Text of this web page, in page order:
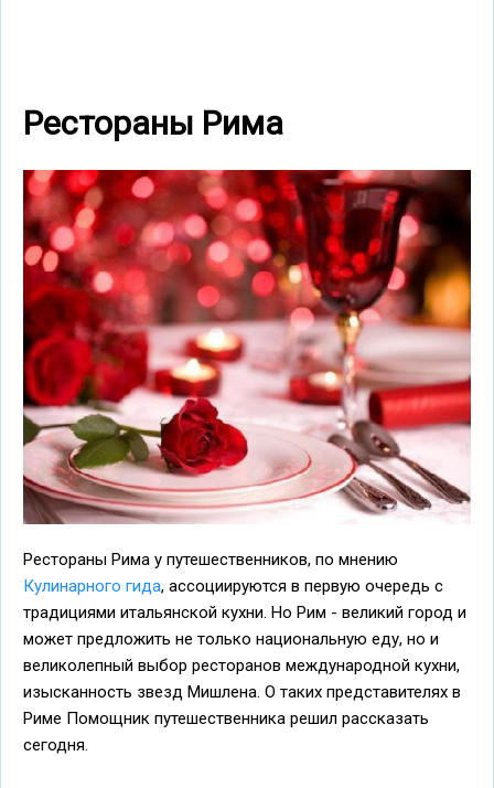
Рестораны Рима
Рестораны Рима у путешественников, по мнению
Кулинарного гида, ассоциируются в первую очередь с
традициями итальянской кухни. Но Рим - великий город и
может предложить не только национальную еду, но и
великолепный выбор ресторанов международной кухни,
изысканность звезд Мишлена. О таких представителях в
Риме Помощник путешественника решил рассказать
сегодня.